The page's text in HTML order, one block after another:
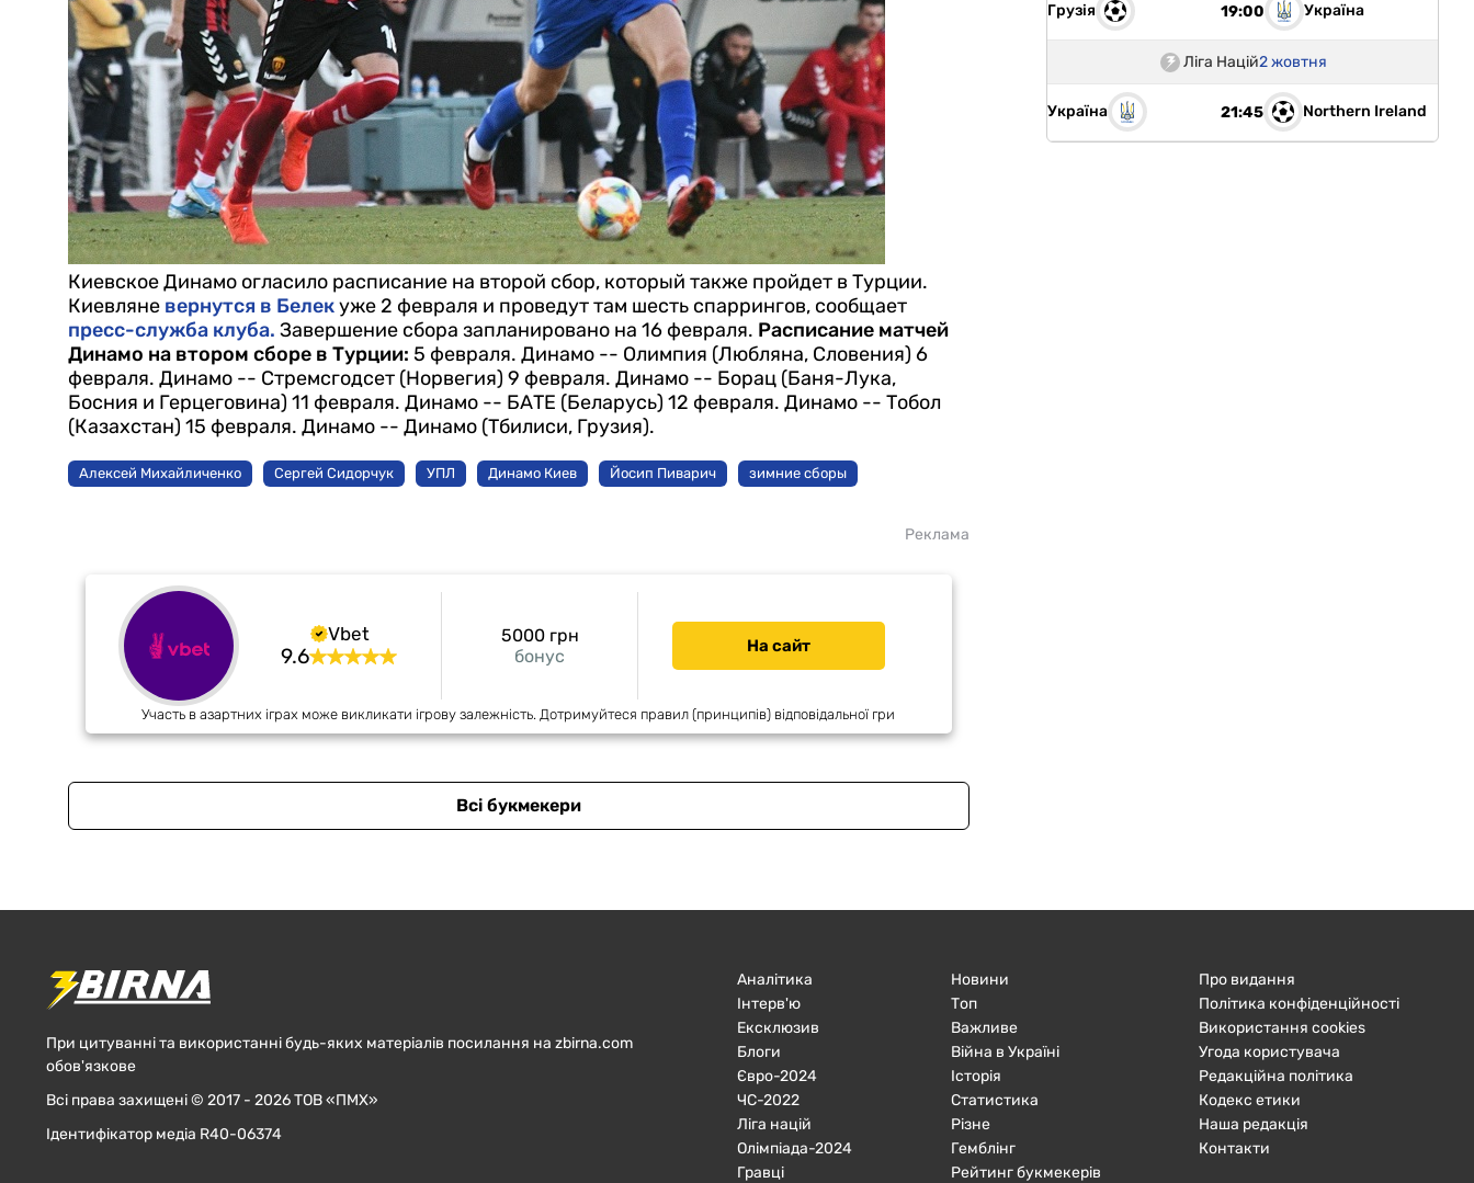
Киевское Динамо огласило расписание на второй сбор, который также пройдет в Турции.
Киевляне вернутся в Белекуже 2 февраля и проведут там шесть спаррингов, сообщает
пресс-служба клуба. Завершение сбора запланировано на 16 февраля. Расписание матчей
Динамо на втором сборе в Турции: 5 февраля. Динамо -- Олимпия (Любляна, Словения) 6
февраля. Динамо -- Стремсгодсет (Норвегия) 9 февраля. Динамо -- Борац (Баня-Лука,
Босния и Герцеговина) 11 февраля. Динамо -- БАТЕ (Беларусь) 12 февраля. Динамо -- Тобол
(Казахстан) 15 февраля. Динамо -- Динамо (Тбилиси, Грузия).
Алексей Михайличенко Сергей Сидорчук УПЛ Динамо Киев Йосип Пиварич зимние сборы
Реклама
Vbet
9.6 бонус
5000 грн На сайт
Участь в азартних іграх може викликати ігрову залежність. Дотримуйтеся правил (принципів) відповідальної гри
Всі букмекери
Грузія 19:00 Україна
Ліга Націй2 жовтня
Україна 21:45 Northern Ireland
При цитуванні та використанні будь-яких матеріалів посилання на zbirna.com
обов'язкове
Всі права захищені © 2017 - 2026 ТОВ «ПМХ»
Ідентифікатор медіа R40-06374
Аналітика
Інтерв'ю
Ексклюзив
Блоги
Євро-2024
ЧC-2022
Ліга націй
Олімпіада-2024
Гравці
Новини
Топ
Важливе
Війна в Україні
Історія
Статистика
Різне
Гемблінг
Рейтинг букмекерів
Про видання
Політика конфіденційності
Використання cookies
Угода користувача
Редакційна політика
Кодекс етики
Наша редакція
Контакти